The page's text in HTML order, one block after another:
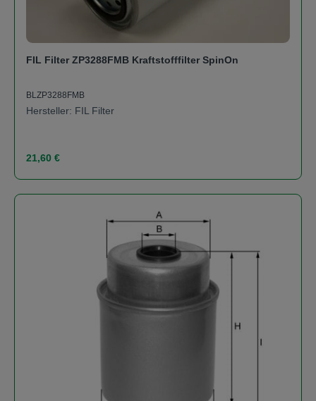
FIL Filter ZP3288FMB Kraftstofffilter SpinOn
BLZP3288FMB
Hersteller: FIL Filter
Regulärer Preis:
21,60 €